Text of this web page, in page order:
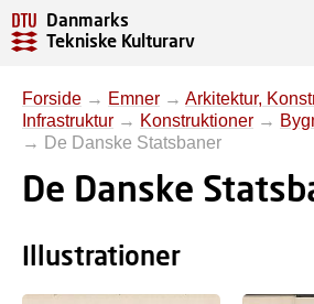
Danmarks
Tekniske Kulturarv
Forside → Emner → Arkitektur,
Infrastruktur → Konstruktioner →
→ De Danske Statsbaner
De Danske
Illustrationer